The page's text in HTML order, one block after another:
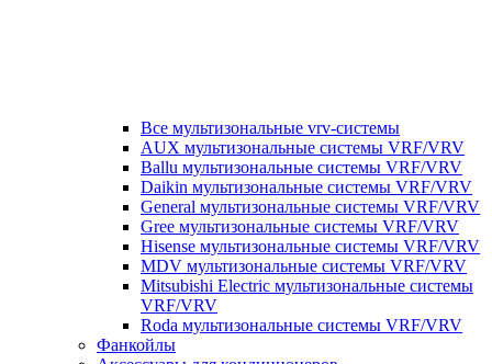
Все мультизональные vrv-системы
AUX мультизональные системы VRF/VRV
Ballu мультизональные системы VRF/VRV
Daikin мультизональные системы VRF/VRV
General мультизональные системы VRF/VRV
Gree мультизональные системы VRF/VRV
Hisense мультизональные системы VRF/VRV
MDV мультизональные системы VRF/VRV
Mitsubishi Electric мультизональные системы
VRF/VRV
Roda мультизональные системы VRF/VRV
Фанкойлы